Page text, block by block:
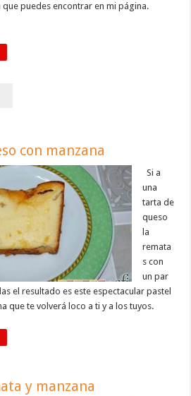
puedes encontrar en mi página.
con manzana
Si a
una
tarta de
queso
la
remata
s con
un par
el resultado es este espectacular pastel
que te volverá loco a ti y a los tuyos.
y manzana